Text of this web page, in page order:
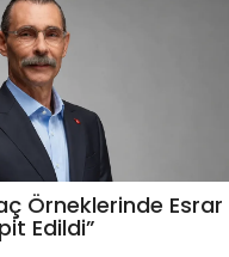
Örneklerinde Esrar
Edildi”